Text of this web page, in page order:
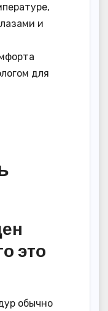
и
для
это
обычно